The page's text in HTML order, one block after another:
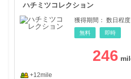
ハチミツコレクション
獲得期間： 数日程度
無料 即時
246
+12mile